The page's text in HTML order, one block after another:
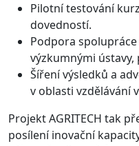
Pilotní testování
dovedností.
Podpora
výzkumnými
Šíření výsledků a
v oblasti vzdělávání
Projekt AGRITECH tak
posílení inovační